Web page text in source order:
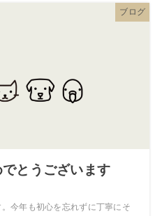
ブログ
とうございます
今年も初心を忘れずに丁寧にそ